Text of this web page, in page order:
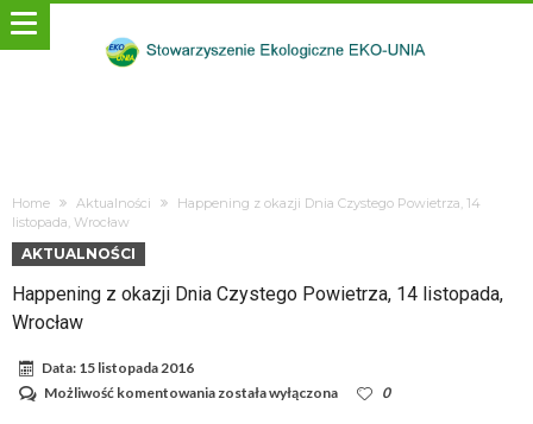
Home Aktualności
Happening z okazji Dnia Czystego Powietrza, 14
listopada, Wrocław
AKTUALNOŚCI
Happening z okazji Dnia Czystego Powietrza, 14 listopada,
Wrocław
Data: 15 listopada 2016
Możliwość komentowania Happening
została wyłączona 0